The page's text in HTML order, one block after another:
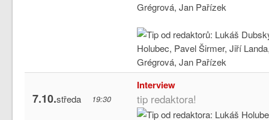
7.10.středa 19:30
Interview
tip redaktora!